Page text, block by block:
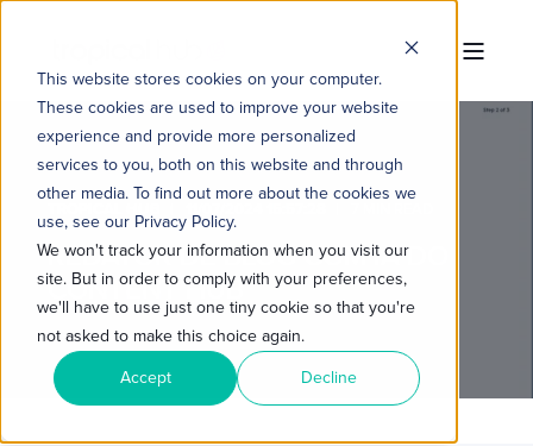
This website stores cookies on your computer.
These cookies are used to improve your website
experience and provide more personalized
services to you, both on this website and through
other media. To find out more about the cookies we
use, see our Privacy Policy.
We won't track your information when you visit our
site. But in order to comply with your preferences,
we'll have to use just one tiny cookie so that you're
not asked to make this choice again.
Accept Decline
REDATOR DE BLOG COM IA DO
CONTENT HUB